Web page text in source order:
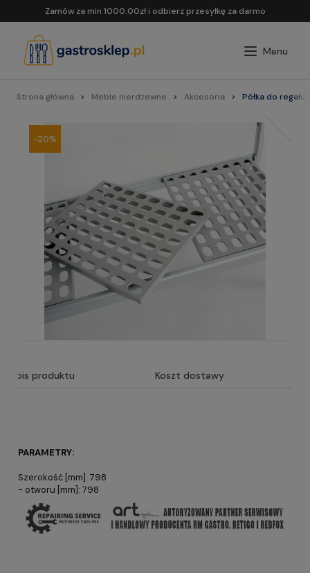
Zamów za min 1000.00zł i odbierz przesyłkę za darmo
Strona główna Meble nierdzewne Akcesoria Półka do regału
-20%
Opis produktu Koszt dostawy
PARAMETRY:
Szerokość [mm]: 798
- otworu [mm]: 798